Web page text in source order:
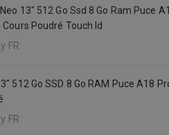
13" 512 Go Ssd 8 Go Ram Puce
Cours Poudré Touch Id
FR
512 Go SSD 8 Go RAM Puce A18
FR